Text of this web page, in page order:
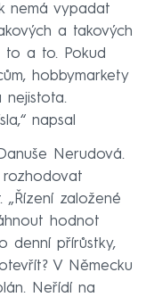
nemá vypadat
a takových
to a to. Pokud
hobbymarkety
nejistota.
napsal
Nerudová.
založené
hodnot
denní přírůstky,
V Německu
Neřídí na